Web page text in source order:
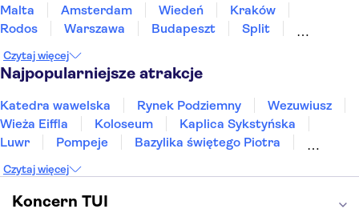
Malta
Amsterdam Wiedeń
Kraków
Rodos
Warszawa Budapeszt
Split
Sopot
Gdynia Zakopane
Czytaj więcej
Najpopularniejsze atrakcje
Katedra wawelska Rynek Podziemny
Wezuwiusz
Wieża Eiffla
Koloseum
Kaplica Sykstyńska
Luwr
Pompeje
Bazylika świętego Piotra
Etna
Wawel Park Güell
Alhambra
Caminito del Rey
Czytaj więcej
Koncern TUI